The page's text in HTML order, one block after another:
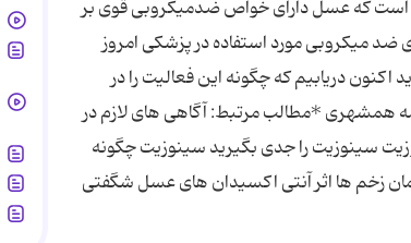
است که عسل دارای خواص ضدمیکروبی قوی بر
ضد ‌میکروبی مورد استفاده در پزشکی امروز
دریابیم که چگونه این فعالیت را در
همشهری *مطالب مرتبط: آگاهى هاى لازم در
(1) و (2) همه چیز درباره سینوزیت سینوزیت را جدی بگیرید سینوزیت چگونه
زخم ها اثر آنتی اكسیدان های عسل شگفتی